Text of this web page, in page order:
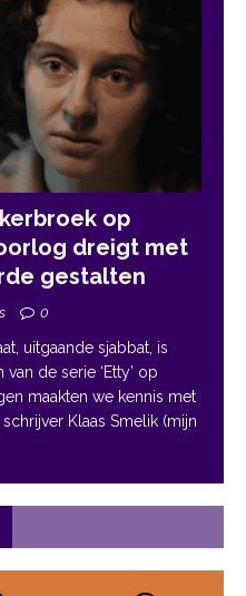
op
dreigt met
gestalten
0
uitgaande sjabbat, is
de serie ‘Etty’ op
maakten we kennis met
Klaas Smelik (mijn